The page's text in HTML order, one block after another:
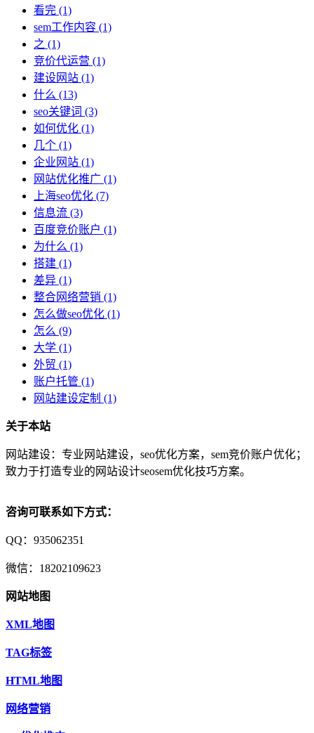
看完 (1)
sem工作内容 (1)
之 (1)
竞价代运营 (1)
建设网站 (1)
什么 (13)
seo关键词 (3)
如何优化 (1)
几个 (1)
企业网站 (1)
网站优化推广 (1)
上海seo优化 (7)
信息流 (3)
百度竞价账户 (1)
为什么 (1)
搭建 (1)
差异 (1)
整合网络营销 (1)
怎么做seo优化 (1)
怎么 (9)
大学 (1)
外贸 (1)
账户托管 (1)
网站建设定制 (1)
关于本站
网站建设：专业网站建设，seo优化方案，sem竞价账户优化；
致力于打造专业的网站设计seosem优化技巧方案。
咨询可联系如下方式：
QQ：935062351
微信：18202109623
网站地图
XML地图
TAG标签
HTML地图
网络营销